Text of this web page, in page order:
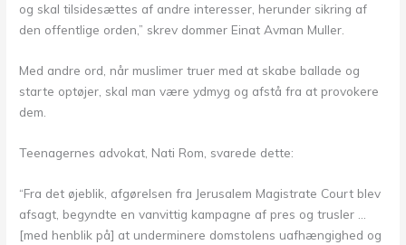
og skal tilsidesættes af andre interesser, herunder sikring af
den offentlige orden,” skrev dommer Einat Avman Muller.
Med andre ord, når muslimer truer med at skabe ballade og
starte optøjer, skal man være ydmyg og afstå fra at provokere
dem.
Teenagernes advokat, Nati Rom, svarede dette:
“Fra det øjeblik, afgørelsen fra Jerusalem Magistrate Court blev
afsagt, begyndte en vanvittig kampagne af pres og trusler …
[med henblik på] at underminere domstolens uafhængighed og